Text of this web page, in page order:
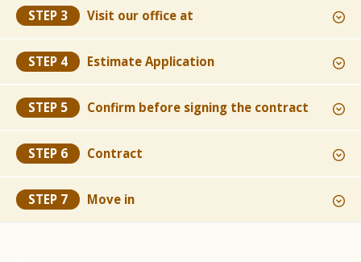
STEP 3 Visit our office at
STEP 4 Estimate Application
STEP 5 Confirm before signing the contract
STEP 6 Contract
STEP 7 Move in